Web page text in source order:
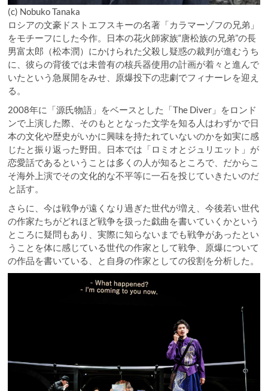
(c) Nobuko Tanaka
ロシアの文豪ドストエフスキーの名著「カラマーゾフの兄弟」
をモチーフにした今作。日本の花火師家族“唐松族の兄弟”の長
男富太郎（松本潤）にかけられた父殺し疑惑の裁判が進むうち
に、彼らの背後では未曾有の核兵器使用の計画が着々と進んで
いたという急展開をみせ、原爆投下の悲劇でフィナーレを迎え
る。
2008年に「源氏物語」をベースとした「The Diver」をロンド
ンで上演した際、そのもととなった文学を知る人はわずかで日
本の文化や歴史がいかに興味を持たれていないのかを如実に感
じたと振り返った野田。日本では「ロミオとジュリエット」が
恋愛話であるということは多くの人が知るところで、だからこ
そ海外上演でその文化的な不平等に一石を投じていきたいのだ
と話す。
さらに、今は戦争が遠くなり過ぎた世代が増え、今後若い世代
の作家たちがどれほど戦争を扱った戯曲を書いていくかという
ところに疑問もあり、実際に知らないまでも戦争があったとい
うことを体に感じている世代の作家として戦争、原爆について
の作品を書いている、と自身の作家としての役割を分析した。